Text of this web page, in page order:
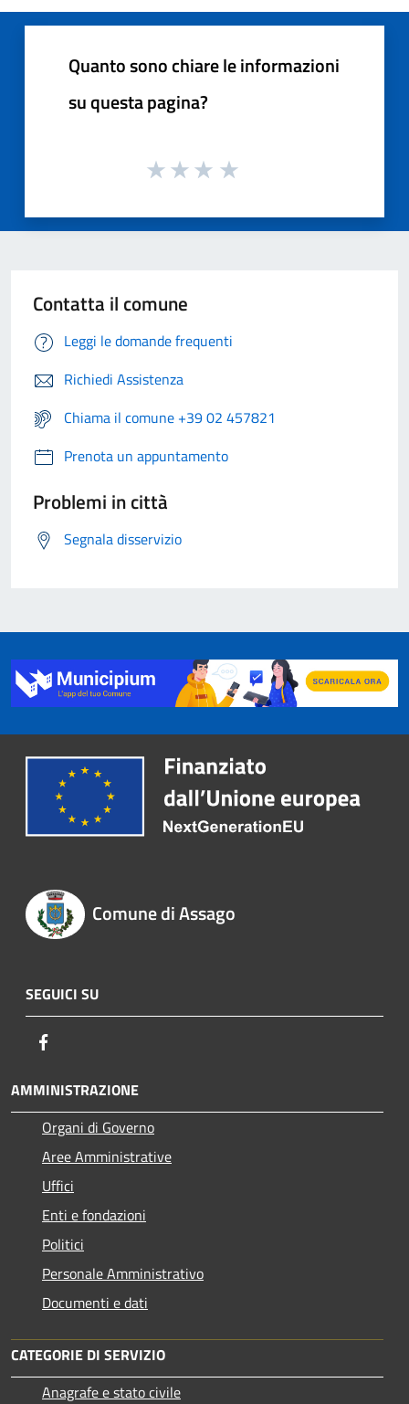
Quanto sono chiare le informazioni
su questa pagina?
Contatta il comune
Leggi le domande frequenti
Richiedi Assistenza
Chiama il comune +39 02 457821
Prenota un appuntamento
Problemi in città
Segnala disservizio
Comune di Assago
SEGUICI SU
AMMINISTRAZIONE
Organi di Governo
Aree Amministrative
Uffici
Enti e fondazioni
Politici
Personale Amministrativo
Documenti e dati
CATEGORIE DI SERVIZIO
Anagrafe e stato civile